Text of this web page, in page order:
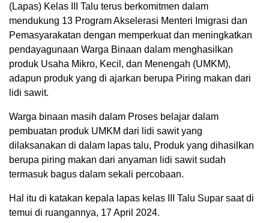
(Lapas) Kelas III Talu terus berkomitmen dalam
mendukung 13 Program Akselerasi Menteri Imigrasi dan
Pemasyarakatan dengan memperkuat dan meningkatkan
pendayagunaan Warga Binaan dalam menghasilkan
produk Usaha Mikro, Kecil, dan Menengah (UMKM),
adapun produk yang di ajarkan berupa Piring makan dari
lidi sawit.
Warga binaan masih dalam Proses belajar dalam
pembuatan produk UMKM dari lidi sawit yang
dilaksanakan di dalam lapas talu, Produk yang dihasilkan
berupa piring makan dari anyaman lidi sawit sudah
termasuk bagus dalam sekali percobaan.
Hal itu di katakan kepala lapas kelas III Talu Supar saat di
temui di ruangannya, 17 April 2024.